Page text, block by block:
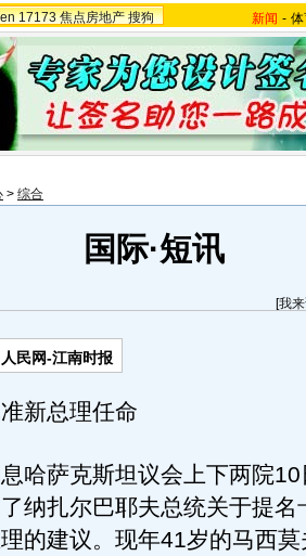
17173 焦点房地产 搜狗 新闻 -
> 综合
国际·短讯
[我
民网-江南时报
总理任命
萨克斯坦议会上下两院10
纳扎尔巴耶夫总统关于提名
的建议。现年41岁的马西